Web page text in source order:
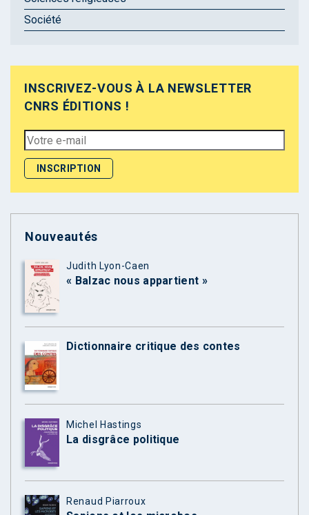
Société
INSCRIVEZ-VOUS À LA NEWSLETTER
CNRS ÉDITIONS !
Nouveautés
Judith Lyon-Caen
« Balzac nous appartient »
Dictionnaire critique des contes
Michel Hastings
La disgrâce politique
Renaud Piarroux